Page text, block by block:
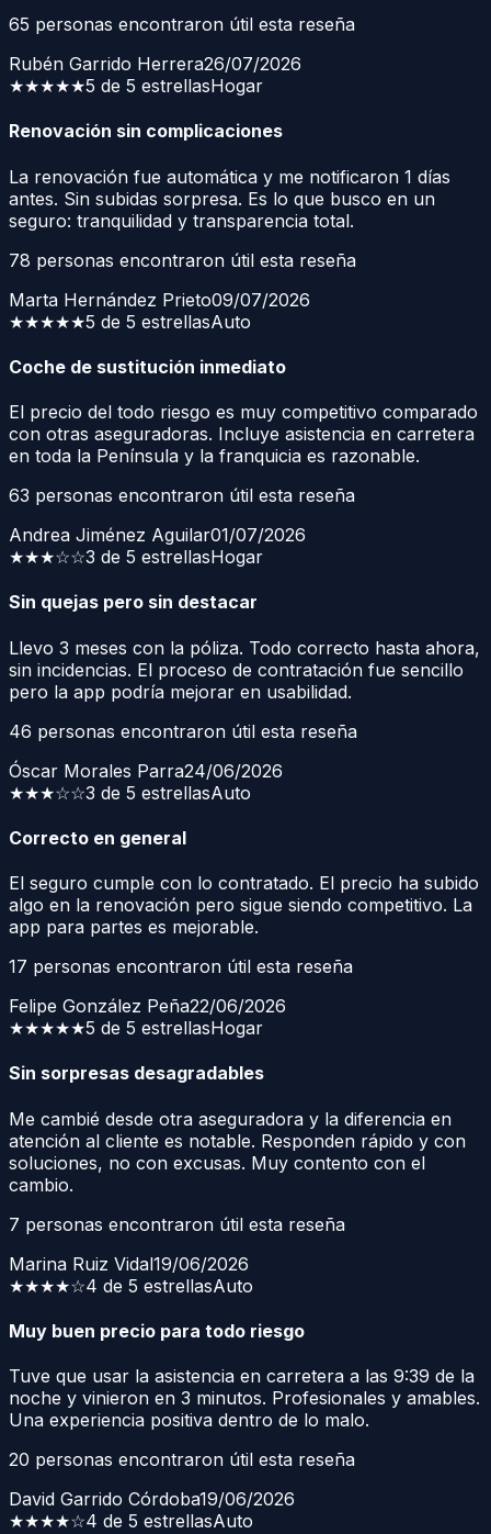
65 personas encontraron útil esta reseña
Rubén Garrido Herrera26/07/2026
★★★★★5 de 5 estrellasHogar
Renovación sin complicaciones
La renovación fue automática y me notificaron 1 días
antes. Sin subidas sorpresa. Es lo que busco en un
seguro: tranquilidad y transparencia total.
78 personas encontraron útil esta reseña
Marta Hernández Prieto09/07/2026
★★★★★5 de 5 estrellasAuto
Coche de sustitución inmediato
El precio del todo riesgo es muy competitivo comparado
con otras aseguradoras. Incluye asistencia en carretera
en toda la Península y la franquicia es razonable.
63 personas encontraron útil esta reseña
Andrea Jiménez Aguilar01/07/2026
★★★☆☆3 de 5 estrellasHogar
Sin quejas pero sin destacar
Llevo 3 meses con la póliza. Todo correcto hasta ahora,
sin incidencias. El proceso de contratación fue sencillo
pero la app podría mejorar en usabilidad.
46 personas encontraron útil esta reseña
Óscar Morales Parra24/06/2026
★★★☆☆3 de 5 estrellasAuto
Correcto en general
El seguro cumple con lo contratado. El precio ha subido
algo en la renovación pero sigue siendo competitivo. La
app para partes es mejorable.
17 personas encontraron útil esta reseña
Felipe González Peña22/06/2026
★★★★★5 de 5 estrellasHogar
Sin sorpresas desagradables
Me cambié desde otra aseguradora y la diferencia en
atención al cliente es notable. Responden rápido y con
soluciones, no con excusas. Muy contento con el
cambio.
7 personas encontraron útil esta reseña
Marina Ruiz Vidal19/06/2026
★★★★☆4 de 5 estrellasAuto
Muy buen precio para todo riesgo
Tuve que usar la asistencia en carretera a las 9:39 de la
noche y vinieron en 3 minutos. Profesionales y amables.
Una experiencia positiva dentro de lo malo.
20 personas encontraron útil esta reseña
David Garrido Córdoba19/06/2026
★★★★☆4 de 5 estrellasAuto